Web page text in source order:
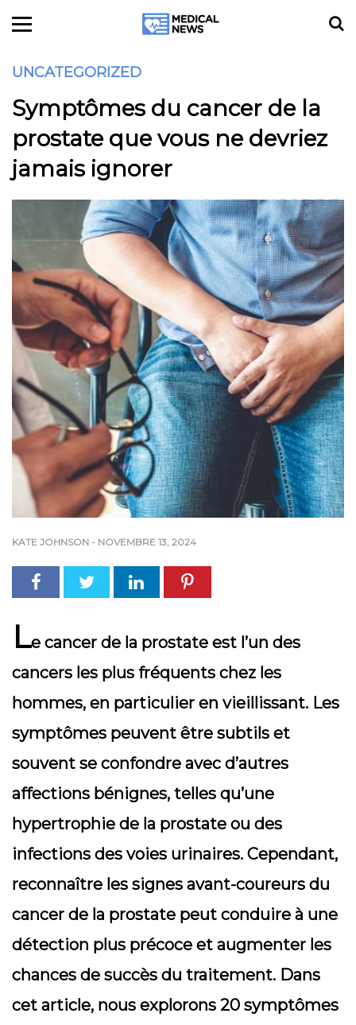
UNCATEGORIZED
Symptômes du cancer de la
prostate que vous ne devriez
jamais ignorer
KATE JOHNSON - NOVEMBRE 13, 2024
Le cancer de la prostate est l’un des
cancers les plus fréquents chez les
hommes, en particulier en vieillissant. Les
symptômes peuvent être subtils et
souvent se confondre avec d’autres
affections bénignes, telles qu’une
hypertrophie de la prostate ou des
infections des voies urinaires. Cependant,
reconnaître les signes avant-coureurs du
cancer de la prostate peut conduire à une
détection plus précoce et augmenter les
chances de succès du traitement. Dans
cet article, nous explorons 20 symptômes